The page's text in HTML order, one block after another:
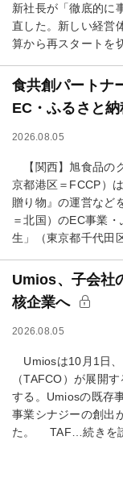
新社長が「徹底的に
直した。新しい経営
算から再スタートを
食共創パートナ
EC・ふるさと
2026.08.05
【関西】旭食品の
京都港区＝FCCP）
贈り物』の運営など
＝北国）のEC事業
生」（東京都千代田
Umios、子会社
核企業へ
2026.08.05
Umiosは10月1日、
（TAFCO）が展開
する。Umiosの既存
事業シナジーの創出
た。 TAF…続きを